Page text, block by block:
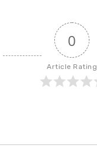
0
Article Rating